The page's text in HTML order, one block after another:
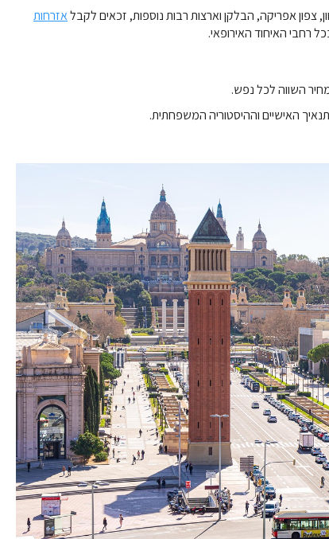
צפון אפריקה, הבלקן וארצות רבות נוספות, זכאים לקבלאזרחות
רחבי האיחוד האירופאי.
השווה לכל נפש.
האישיים וההיסטוריה המשפחתית.